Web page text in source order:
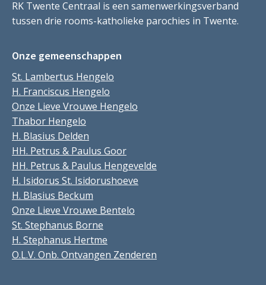
RK Twente Centraal is een samenwerkingsverband
tussen drie rooms-katholieke parochies in Twente.
Onze gemeenschappen
St. Lambertus Hengelo
H. Franciscus Hengelo
Onze Lieve Vrouwe Hengelo
Thabor Hengelo
H. Blasius Delden
HH. Petrus & Paulus Goor
HH. Petrus & Paulus Hengevelde
H. Isidorus St. Isidorushoeve
H. Blasius Beckum
Onze Lieve Vrouwe Bentelo
St. Stephanus Borne
H. Stephanus Hertme
O.L.V. Onb. Ontvangen Zenderen